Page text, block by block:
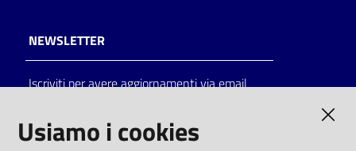
NEWSLETTER
Iscriviti per avere aggiornamenti via email
Usiamo i cookies